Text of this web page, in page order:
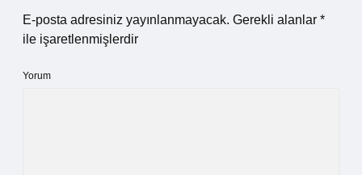
E-posta adresiniz yayınlanmayacak. Gerekli alanlar *
ile işaretlenmişlerdir
Yorum